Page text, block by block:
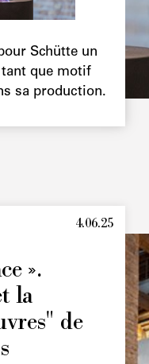
Schütte un
que motif
sa production.
4.06.25
».
la
de